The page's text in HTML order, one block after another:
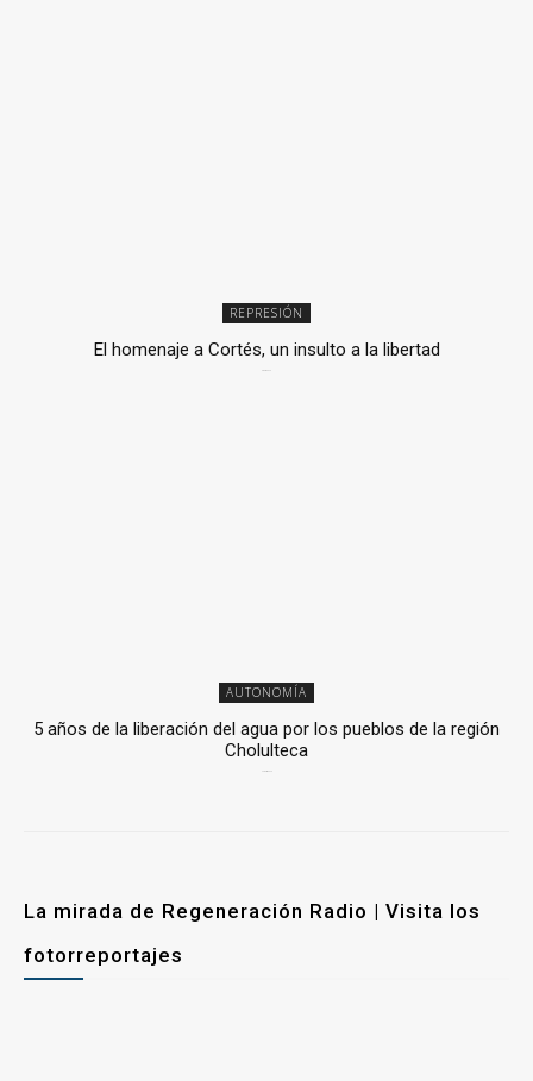
REPRESIÓN
El homenaje a Cortés, un insulto a la libertad
AUTONOMÍA
5 años de la liberación del agua por los pueblos de la región
Cholulteca
La mirada de Regeneración Radio | Visita los
fotorreportajes